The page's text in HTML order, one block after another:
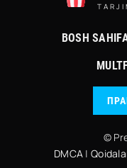
BOSH
©
DMCA |